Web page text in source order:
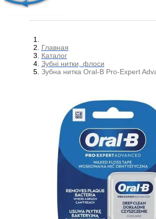
Главная
Каталог
Зубні нитки, флоси
Зубна нитка Oral-B Pro-Expert